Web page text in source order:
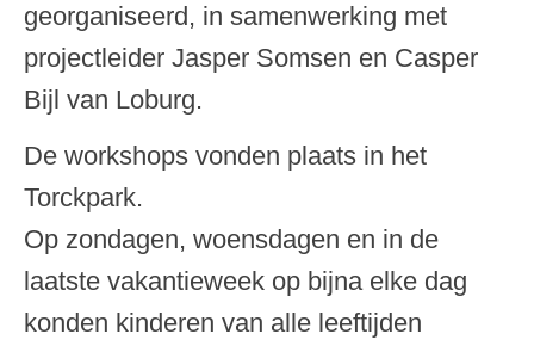
georganiseerd, in samenwerking met
projectleider Jasper Somsen en Casper
Bijl van Loburg.
De workshops vonden plaats in het
Torckpark.
Op zondagen, woensdagen en in de
laatste vakantieweek op bijna elke dag
konden kinderen van alle leeftijden